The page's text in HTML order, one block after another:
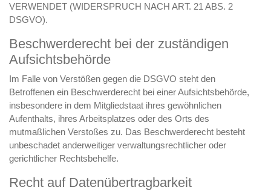
VERWENDET (WIDERSPRUCH NACH ART. 21 ABS. 2
DSGVO).
Beschwerde­recht bei der zuständigen
Aufsichts­behörde
Im Falle von Verstößen gegen die DSGVO steht den
Betroffenen ein Beschwerderecht bei einer Aufsichtsbehörde,
insbesondere in dem Mitgliedstaat ihres gewöhnlichen
Aufenthalts, ihres Arbeitsplatzes oder des Orts des
mutmaßlichen Verstoßes zu. Das Beschwerderecht besteht
unbeschadet anderweitiger verwaltungsrechtlicher oder
gerichtlicher Rechtsbehelfe.
Recht auf Daten­übertrag­barkeit